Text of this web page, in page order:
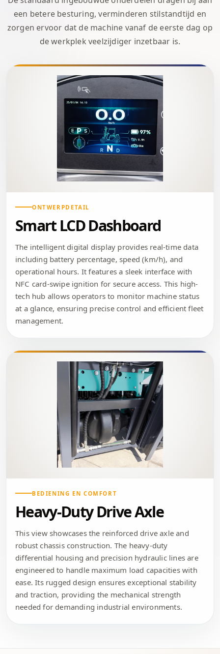
een betere besturing, verminderen stilstandtijd en
zorgen ervoor dat de machine vanaf de eerste dag op
de werkplek veelzijdiger inzetbaar is.
ONTWERPDETAIL
Smart LCD Dashboard
The intelligent digital display provides real-time data
including battery percentage, speed (km/h), and
operational hours. It features a sleek interface with
NFC card-swipe ignition for secure access. This high-
tech hub allows operators to monitor machine status
at a glance, ensuring precise control and efficient fleet
management.
BEDIENING EN COMFORT
Heavy-Duty Drive Axle
This view showcases the reinforced drive axle and
robust chassis construction. The heavy-duty
differential housing and precision hydraulic lines are
engineered to handle maximum load capacities with
ease. Its rugged design ensures exceptional stability
and traction, providing the mechanical strength
needed for demanding industrial environments.